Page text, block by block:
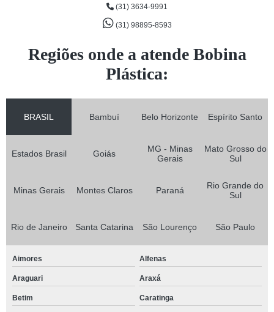
(31) 3634-9991
(31) 98895-8593
Regiões onde a atende Bobina
Plástica:
BRASIL Bambuí Belo Horizonte Espírito Santo
Estados Brasil Goiás
MG - Minas
Gerais
Mato Grosso do
Sul
Minas Gerais Montes Claros Paraná
Rio Grande do
Sul
Rio de Janeiro Santa Catarina São Lourenço São Paulo
Aimores Alfenas
Araguari Araxá
Betim Caratinga